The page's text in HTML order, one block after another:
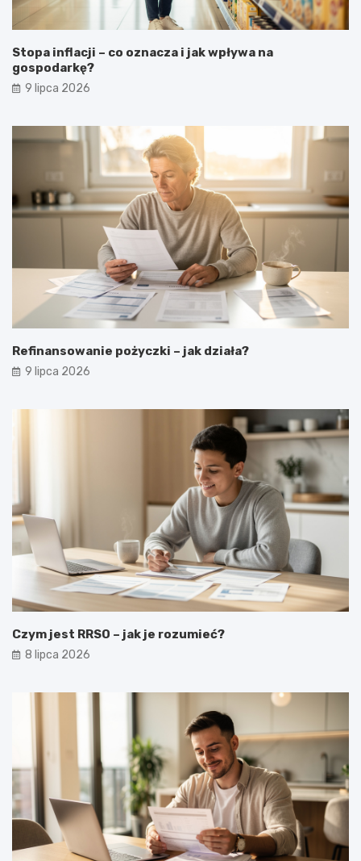
Stopa inflacji – co oznacza i jak wpływa na
gospodarkę?
9 lipca 2026
Refinansowanie pożyczki – jak działa?
9 lipca 2026
Czym jest RRSO – jak je rozumieć?
8 lipca 2026